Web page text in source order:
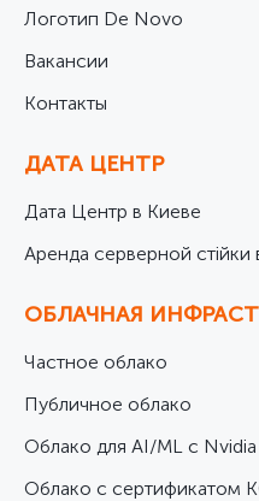
Логотип De Novo
Вакансии
Контакты
ДАТА ЦЕНТР
Дата Центр в Киеве
Аренда серверной
ОБЛАЧНАЯ
Частное облако
Публичное облако
Облако для AI/ML с Nvidia
Облако с сертификатом